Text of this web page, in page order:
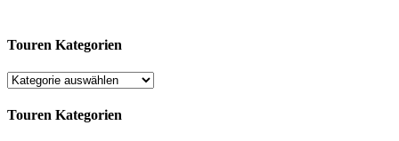
Touren Kategorien
Touren Kategorien